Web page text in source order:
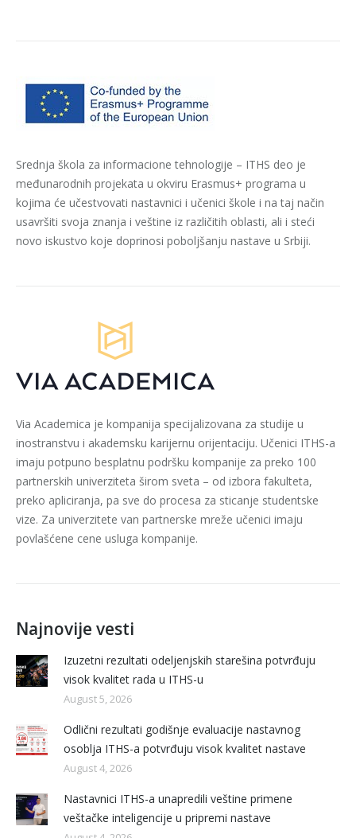
Srednja škola za informacione tehnologije – ITHS deo je
međunarodnih projekata u okviru Erasmus+ programa u
kojima će učestvovati nastavnici i učenici škole i na taj način
usavršiti svoja znanja i veštine iz različitih oblasti, ali i steći
novo iskustvo koje doprinosi poboljšanju nastave u Srbiji.
Via Academica je kompanija specijalizovana za studije u
inostranstvu i akademsku karijernu orijentaciju. Učenici ITHS-a
imaju potpuno besplatnu podršku kompanije za preko 100
partnerskih univerziteta širom sveta – od izbora fakulteta,
preko apliciranja, pa sve do procesa za sticanje studentske
vize. Za univerzitete van partnerske mreže učenici imaju
povlašćene cene usluga kompanije.
Najnovije vesti
Izuzetni rezultati odeljenjskih starešina potvrđuju
visok kvalitet rada u ITHS-u
August 5, 2026
Odlični rezultati godišnje evaluacije nastavnog
osoblja ITHS-a potvrđuju visok kvalitet nastave
August 4, 2026
Nastavnici ITHS-a unapredili veštine primene
veštačke inteligencije u pripremi nastave